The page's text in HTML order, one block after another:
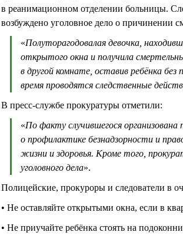
в реанимационном отделении больницы.
возбуждено уголовное дело о причинении
«Полуторагодовалая девочка,
открытого окна и получила
в другой комнате, оставив ребёнка
время проводятся следственные
В пресс-службе прокуратуры отметили:
«По факту случившегося организована
о профилактике безнадзорности и
жизни и здоровья. Кроме того,
уголовного дела».
Полицейские, прокуроры и следователи в
• Не оставляйте открытыми окна, если в
• Не приучайте ребёнка стоять на